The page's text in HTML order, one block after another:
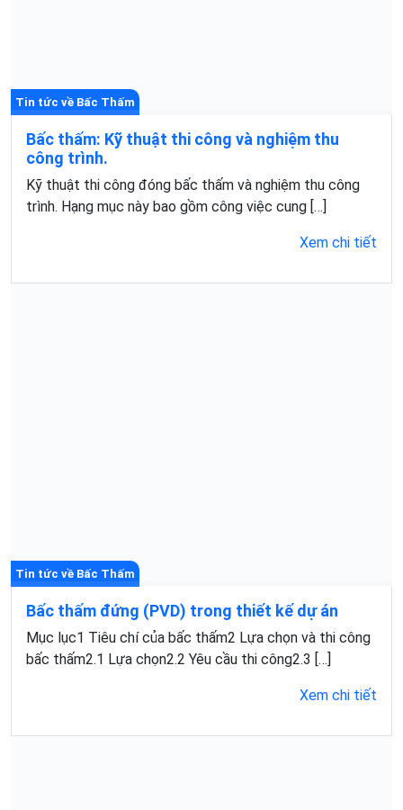
Tin tức về Bấc Thấm
Bấc thấm: Kỹ thuật thi công và nghiệm thu
công trình.
Kỹ thuật thi công đóng bấc thấm và nghiệm thu công
trình. Hạng mục này bao gồm công việc cung […]
Xem chi tiết
Tin tức về Bấc Thấm
Bấc thấm đứng (PVD) trong thiết kế dự án
Mục lục1 Tiêu chí của bấc thấm2 Lựa chọn và thi công
bấc thấm2.1 Lựa chọn2.2 Yêu cầu thi công2.3 […]
Xem chi tiết